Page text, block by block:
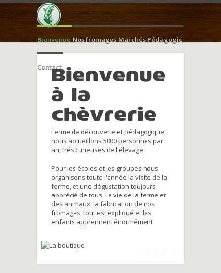
Bienvenue Nos fromages Marchés Pédagogie
ContactBienvenue
à la
chèvrerie
Ferme de découverte et pédagogique,
nous accueillons 5000 personnes par
an, trés curieuses de l'élevage.
Pour les écoles et les groupes nous
organisons toute l'année la visite de la
ferme, et une dégustation toujours
apprécié de tous. Le vie de la ferme et
des animaux, la fabrication de nos
fromages, tout est expliqué et les
enfants apprennent énormément